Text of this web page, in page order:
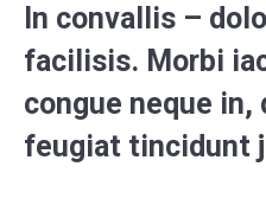
In convallis –
facilisis. Morbi
congue neque in,
feugiat tincidunt